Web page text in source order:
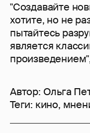
"Создавайте
хотите, но не
пытайтесь
является
Автор: Ольга
Теги: кино,